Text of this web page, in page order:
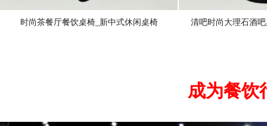
时尚茶餐厅餐饮桌椅_新中式休闲桌椅 清吧时尚大理石酒
成为餐饮